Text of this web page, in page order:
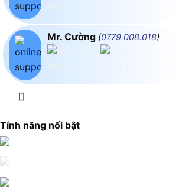
Mr. Cường (0779.008.018)
Tính năng nổi bật